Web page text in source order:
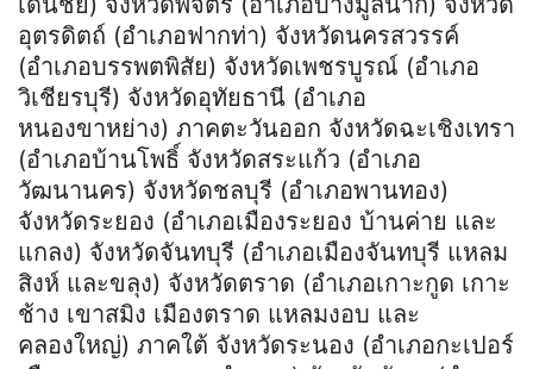
อุตรดิตถ์ (อำเภอฟากท่า) จังหวัดนครสวรรค์
(อำเภอบรรพตพิสัย) จังหวัดเพชรบูรณ์ (อำเภอ
วิเชียรบุรี) จังหวัดอุทัยธานี (อำเภอ
หนองขาหย่าง) ภาคตะวันออก จังหวัดฉะเชิงเทรา
(อำเภอบ้านโพธิ์ จังหวัดสระแก้ว (อำเภอ
วัฒนานคร) จังหวัดชลบุรี (อำเภอพานทอง)
จังหวัดระยอง (อำเภอเมืองระยอง บ้านค่าย และ
แกลง) จังหวัดจันทบุรี (อำเภอเมืองจันทบุรี แหลม
สิงห์ และขลุง) จังหวัดตราด (อำเภอเกาะกูด เกาะ
ช้าง เขาสมิง เมืองตราด แหลมงอบ และ
คลองใหญ่) ภาคใต้ จังหวัดระนอง (อำเภอกะเปอร์